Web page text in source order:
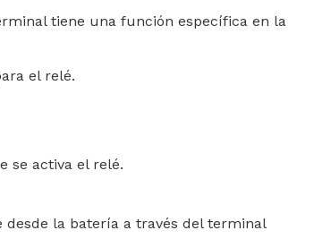
tiene una función específica en la
el relé.
se activa el relé.
la batería a través del terminal